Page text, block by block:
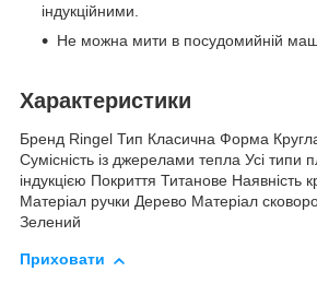
індукційними.
Не можна мити в посудомийній
Характеристики
Бренд Ringel Тип Класична Форма
Сумісність із джерелами тепла Усі типи
індукцією Покриття Титанове Наявність
Матеріал ручки Дерево Матеріал
Зелений
Приховати